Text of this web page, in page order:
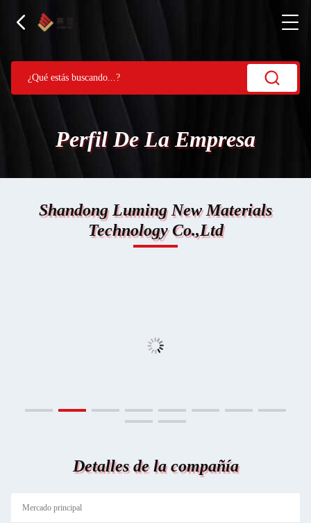
Perfil De La Empresa
Shandong Luming New Materials
Technology Co.,Ltd
Detalles de la compañía
Mercado principal